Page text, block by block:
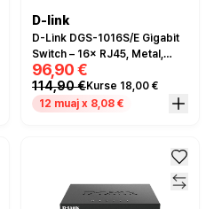
D-link
D-Link DGS-1016S/E Gigabit
Switch – 16× RJ45, Metal,
Fanless
96,90 €
114,90 €Kurse 18,00 €
12 muaj x 8,08 €